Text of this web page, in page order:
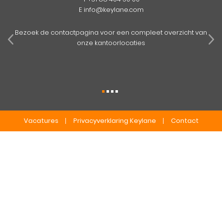
E info@keylane.com
Bezoek de contactpagina voor een compleet overzicht van
onze kantoorlocaties
Vacatures Privacyverklaring Keylane Contact